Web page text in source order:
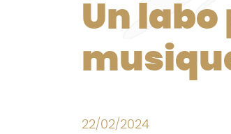
Un
22/02/2024